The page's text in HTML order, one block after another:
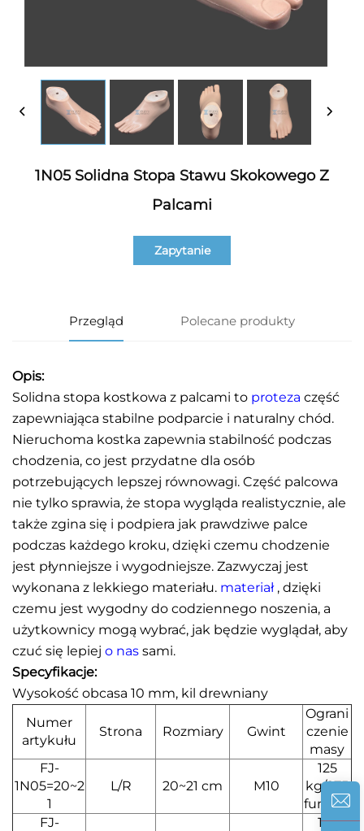
1N05 Solidna Stopa Stawu Skokowego Z
Palcami
Zapytanie
Przegląd Polecane produkty
Opis:
Solidna stopa kostkowa z palcami to proteza część
zapewniająca stabilne podparcie i naturalny chód.
Nieruchoma kostka zapewnia stabilność podczas
chodzenia, co jest przydatne dla osób
potrzebujących lepszej równowagi. Część palcowa
nie tylko sprawia, że stopa wygląda realistycznie, ale
także zgina się i podpiera jak prawdziwe palce
podczas każdego kroku, dzięki czemu chodzenie
jest płynniejsze i wygodniejsze. Zazwyczaj jest
wykonana z lekkiego materiału. materiał , dzięki
czemu jest wygodny do codziennego noszenia, a
użytkownicy mogą wybrać, jak będzie wyglądał, aby
czuć się lepiej o nas sami.
Specyfikacje:
Wysokość obcasa 10 mm, kil drewniany
Numer
artykułu
Strona Rozmiary Gwint
Ograni
czenie
masy
FJ-
1N05=20~2
1
L/R 20~21 cm M10
125
kg/275
funtów
FJ-
125